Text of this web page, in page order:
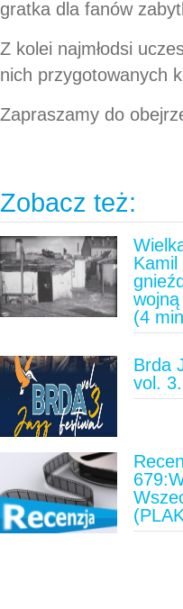
gratka dla fanów
Z kolei najmłodsi
nich przygotowanych
Zapraszamy do
Zobacz też:
Kamil
(4
Brda
vol.